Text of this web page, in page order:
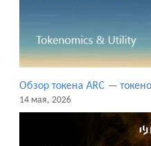
Обзор токена ARC —
14 мая, 2026